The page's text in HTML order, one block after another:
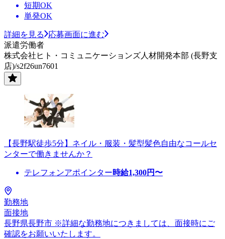
短期OK
単発OK
詳細を見る
応募画面に進む
派遣労働者
株式会社ヒト・コミュニケーションズ人材開発本部 (長野支
店)/s2f26un7601
【長野駅徒歩5分】ネイル・服装・髪型髪色自由なコールセ
ンターで働きませんか？
テレフォンアポインター時給1,300円〜
勤務地
面接地
長野県長野市 ※詳細な勤務地につきましては、面接時にご
確認をお願いいたします。